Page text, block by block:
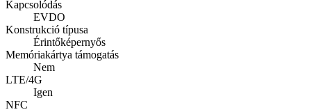
Kapcsolódás
EVDO
Konstrukció típusa
Érintőképernyős
Memóriakártya támogatás
Nem
LTE/4G
Igen
NFC